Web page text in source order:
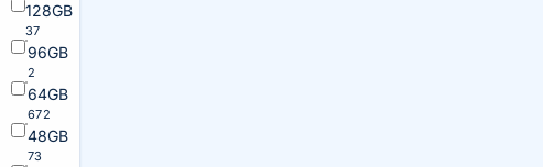
128GB
37
96GB
2
64GB
672
48GB
73